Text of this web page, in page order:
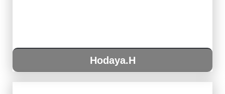
Hodaya.H